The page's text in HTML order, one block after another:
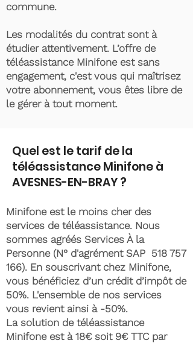
commune.
Les modalités du contrat sont à
étudier attentivement. L’offre de
téléassistance Minifone est sans
engagement, c'est vous qui maîtrisez
votre abonnement, vous êtes libre de
le gérer à tout moment.
Quel est le tarif de la
téléassistance Minifone à
AVESNES-EN-BRAY ?
Minifone est le moins cher des
services de téléassistance. Nous
sommes agréés Services À la
Personne (N° d'agrément SAP 518 757
166). En souscrivant chez Minifone,
vous bénéficiez d’un crédit d’impôt de
50%. L'ensemble de nos services
vous revient ainsi à -50%.
La solution de téléassistance
Minifone est à 18€ soit 9€ TTC par